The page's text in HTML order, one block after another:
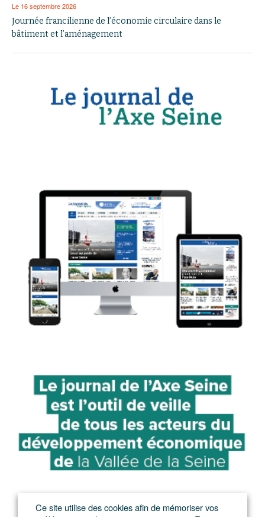
Le 16 septembre 2026
Journée francilienne de l’économie circulaire dans le
bâtiment et l’aménagement
Ce site utilise des cookies afin de mémoriser vos